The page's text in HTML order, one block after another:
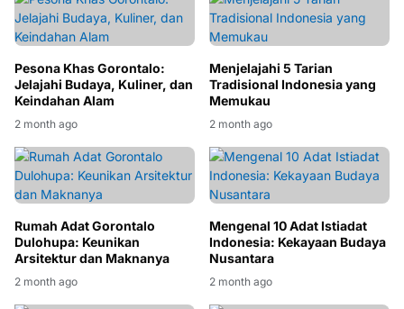
Pesona Khas Gorontalo:
Jelajahi Budaya, Kuliner, dan
Keindahan Alam
2 month ago
Menjelajahi 5 Tarian
Tradisional Indonesia yang
Memukau
2 month ago
Rumah Adat Gorontalo
Dulohupa: Keunikan
Arsitektur dan Maknanya
2 month ago
Mengenal 10 Adat Istiadat
Indonesia: Kekayaan Budaya
Nusantara
2 month ago